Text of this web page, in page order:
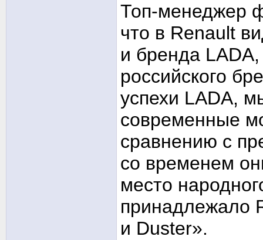
Топ-менеджер
что в Renault
и бренда
российского
успехи LADA,
современные
сравнению с
со временем
место
принадлежало
и Duster».